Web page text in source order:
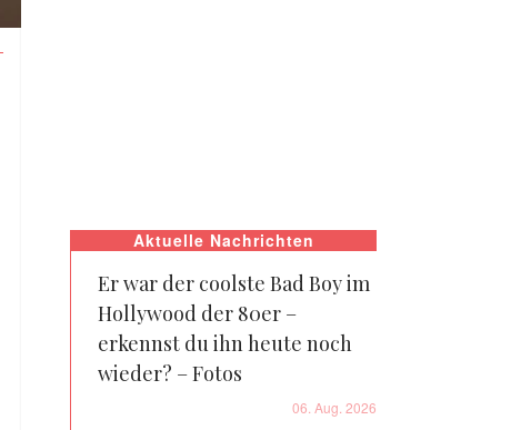
Aktuelle Nachrichten
Er war der coolste Bad Boy im
Hollywood der 80er –
erkennst du ihn heute noch
wieder? – Fotos
06. Aug. 2026